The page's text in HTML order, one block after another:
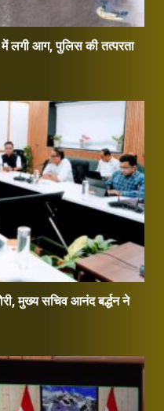
में लगी आग, पुलिस की तत्परता
मुख्य सचिव आनंद बर्द्धन ने